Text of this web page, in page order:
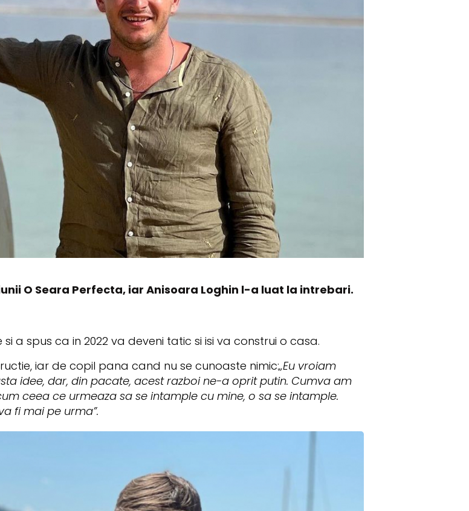
O Seara Perfecta, iar Anisoara Loghin l-a luat la intrebari.
a spus ca in 2022 va deveni tatic si isi va construi o casa.
iar de copil pana cand nu se cunoaste nimic:„Eu vroiam
idee, dar, din pacate, acest razboi ne-a oprit putin. Cumva am
ceea ce urmeaza sa se intample cu mine, o sa se intample.
fi mai pe urma”.